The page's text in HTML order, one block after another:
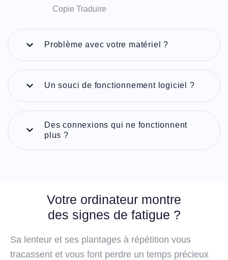
Copie Traduire
Problème avec votre matériel ?
Un souci de fonctionnement logiciel ?
Des connexions qui ne fonctionnent
plus ?
Votre ordinateur montre
des signes de fatigue ?
Sa lenteur et ses plantages à répétition vous
tracassent et vous font perdre un temps précieux